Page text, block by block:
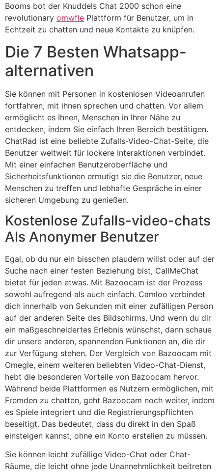
Booms bot der Knuddels Chat 2000 schon eine
revolutionary omwfle Plattform für Benutzer, um in
Echtzeit zu chatten und neue Kontakte zu knüpfen.
Die 7 Besten Whatsapp-
alternativen
Sie können mit Personen in kostenlosen Videoanrufen
fortfahren, mit ihnen sprechen und chatten. Vor allem
ermöglicht es Ihnen, Menschen in Ihrer Nähe zu
entdecken, indem Sie einfach Ihren Bereich bestätigen.
ChatRad ist eine beliebte Zufalls-Video-Chat-Seite, die
Benutzer weltweit für lockere Interaktionen verbindet.
Mit einer einfachen Benutzeroberfläche und
Sicherheitsfunktionen ermutigt sie die Benutzer, neue
Menschen zu treffen und lebhafte Gespräche in einer
sicheren Umgebung zu genießen.
Kostenlose Zufalls-video-chats
Als Anonymer Benutzer
Egal, ob du nur ein bisschen plaudern willst oder auf der
Suche nach einer festen Beziehung bist, CallMeChat
bietet für jeden etwas. Mit Bazoocam ist der Prozess
sowohl aufregend als auch einfach. Camloo verbindet
dich innerhalb von Sekunden mit einer zufälligen Person
auf der anderen Seite des Bildschirms. Und wenn du dir
ein maßgeschneidertes Erlebnis wünschst, dann schaue
dir unsere anderen, spannenden Funktionen an, die dir
zur Verfügung stehen. Der Vergleich von Bazoocam mit
Omegle, einem weiteren beliebten Video-Chat-Dienst,
hebt die besonderen Vorteile von Bazoocam hervor.
Während beide Plattformen es Nutzern ermöglichen, mit
Fremden zu chatten, geht Bazoocam noch weiter, indem
es Spiele integriert und die Registrierungspflichten
beseitigt. Das bedeutet, dass du direkt in den Spaß
einsteigen kannst, ohne ein Konto erstellen zu müssen.
Sie können leicht zufällige Video-Chat oder Chat-
Räume, die leicht ohne jede Unannehmlichkeit beitreten